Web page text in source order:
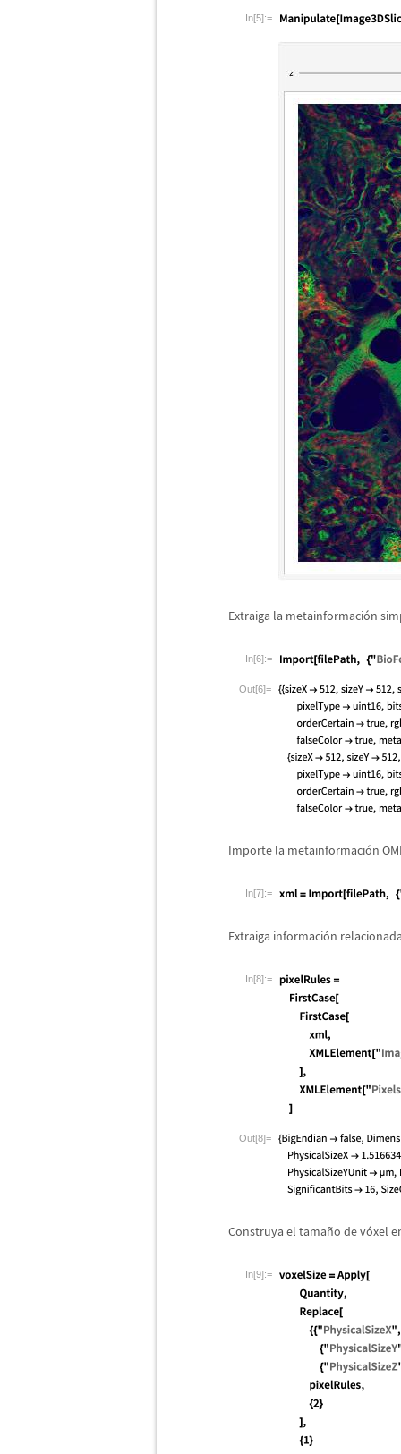
In[5]:=
Extraiga la metainformación
In[6]:=
Out[6]=
Importe la metainformación
In[7]:=
Extraiga información
In[8]:=
Out[8]=
Construya el tamaño de vóxel
In[9]:=